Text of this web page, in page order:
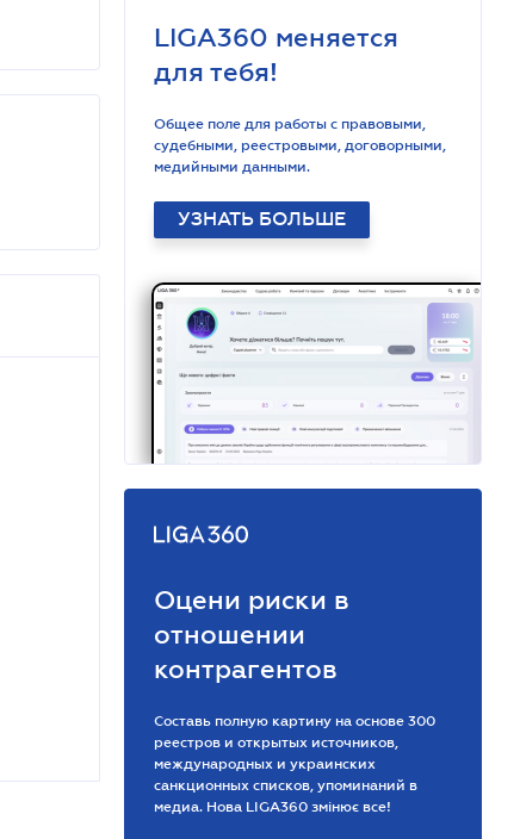
LIGA360 меняется
для тебя!
Общее поле для работы с правовыми,
судебными, реестровыми, договорными,
медийными данными.
УЗНАТЬ БОЛЬШЕ
Оцени риски в
отношении
контрагентов
Составь полную картину на основе 300
реестров и открытых источников,
международных и украинских
санкционных списков, упоминаний в
медиа. Нова LIGA360 змінює все!